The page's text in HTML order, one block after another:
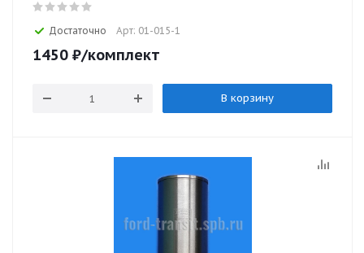
Достаточно Арт: 01-015-1
1450 ₽/комплект
В корзину